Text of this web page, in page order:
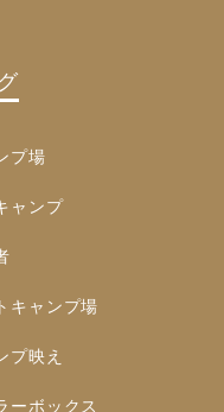
プ場
ャンプ
キャンプ場
プ映え
ーボックス